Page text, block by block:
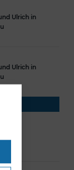
Ulrich in
Ulrich in